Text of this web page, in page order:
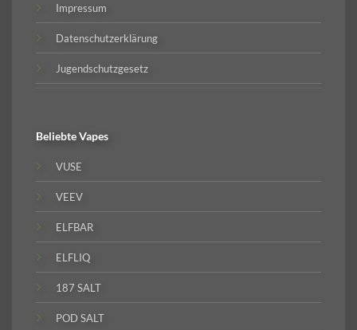
Impressum
Datenschutzerklärung
Jugendschutzgesetz
BeliebteVapes
VUSE
VEEV
ELFBAR
ELFLIQ
187 SALT
POD SALT